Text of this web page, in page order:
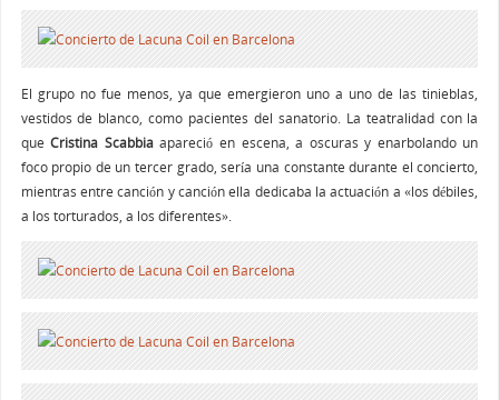
El grupo no fue menos, ya que emergieron uno a uno de las tinieblas,
vestidos de blanco, como pacientes del sanatorio. La teatralidad con la
queCristina Scabbiaapareció en escena, a oscuras y enarbolando un
foco propio de un tercer grado, sería una constante durante el concierto,
mientras entre canción y canción ella dedicaba la actuación a «los débiles,
a los torturados, a los diferentes».